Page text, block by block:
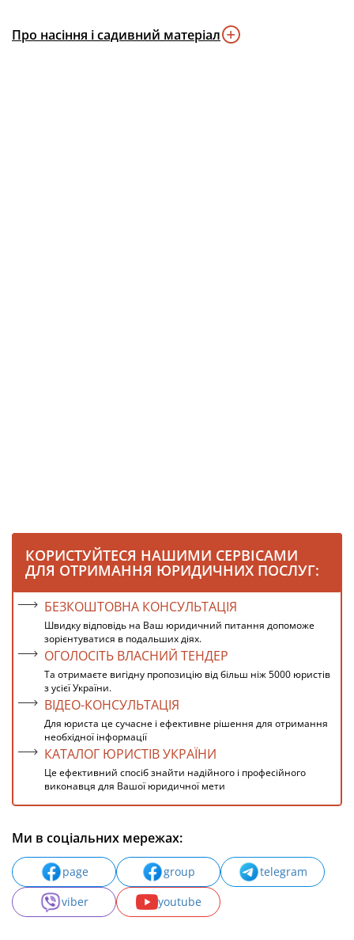
Про насіння і садивний матеріал
КОРИСТУЙТЕСЯ НАШИМИ СЕРВІСАМИ
ДЛЯ ОТРИМАННЯ ЮРИДИЧНИХ ПОСЛУГ:
БЕЗКОШТОВНА КОНСУЛЬТАЦІЯ
Швидку відповідь на Ваш юридичний питання допоможе
зорієнтуватися в подальших діях.
ОГОЛОСІТЬ ВЛАСНИЙ ТЕНДЕР
Та отримаєте вигідну пропозицію від більш ніж 5000 юристів
з усієї України.
ВІДЕО-КОНСУЛЬТАЦІЯ
Для юриста це сучасне і ефективне рішення для отримання
необхідної інформації
КАТАЛОГ ЮРИСТІВ УКРАЇНИ
Це ефективний спосіб знайти надійного і професійного
виконавця для Вашої юридичної мети
Ми в соціальних мережах:
page group
telegram
viber
youtube